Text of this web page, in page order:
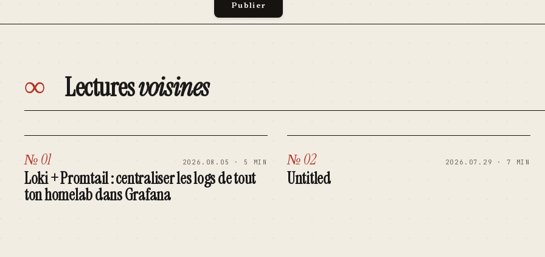
∞ Lecturesvoisines
№ 01 2026.08.05 · 5 MIN
Loki + Promtail : centraliser les logs de tout
ton homelab dans Grafana
№ 02 2026.07.29 · 7 MIN
Untitled